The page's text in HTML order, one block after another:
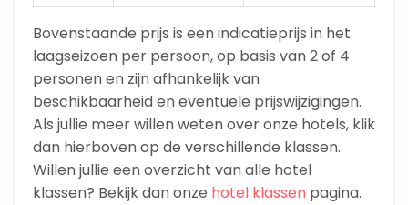
Bovenstaande prijs is een indicatieprijs in het
laagseizoen per persoon, op basis van 2 of 4
personen en zijn afhankelijk van
beschikbaarheid en eventuele prijswijzigingen.
Als jullie meer willen weten over onze hotels, klik
dan hierboven op de verschillende klassen.
Willen jullie een overzicht van alle hotel
klassen? Bekijk dan onze hotel klassen pagina.